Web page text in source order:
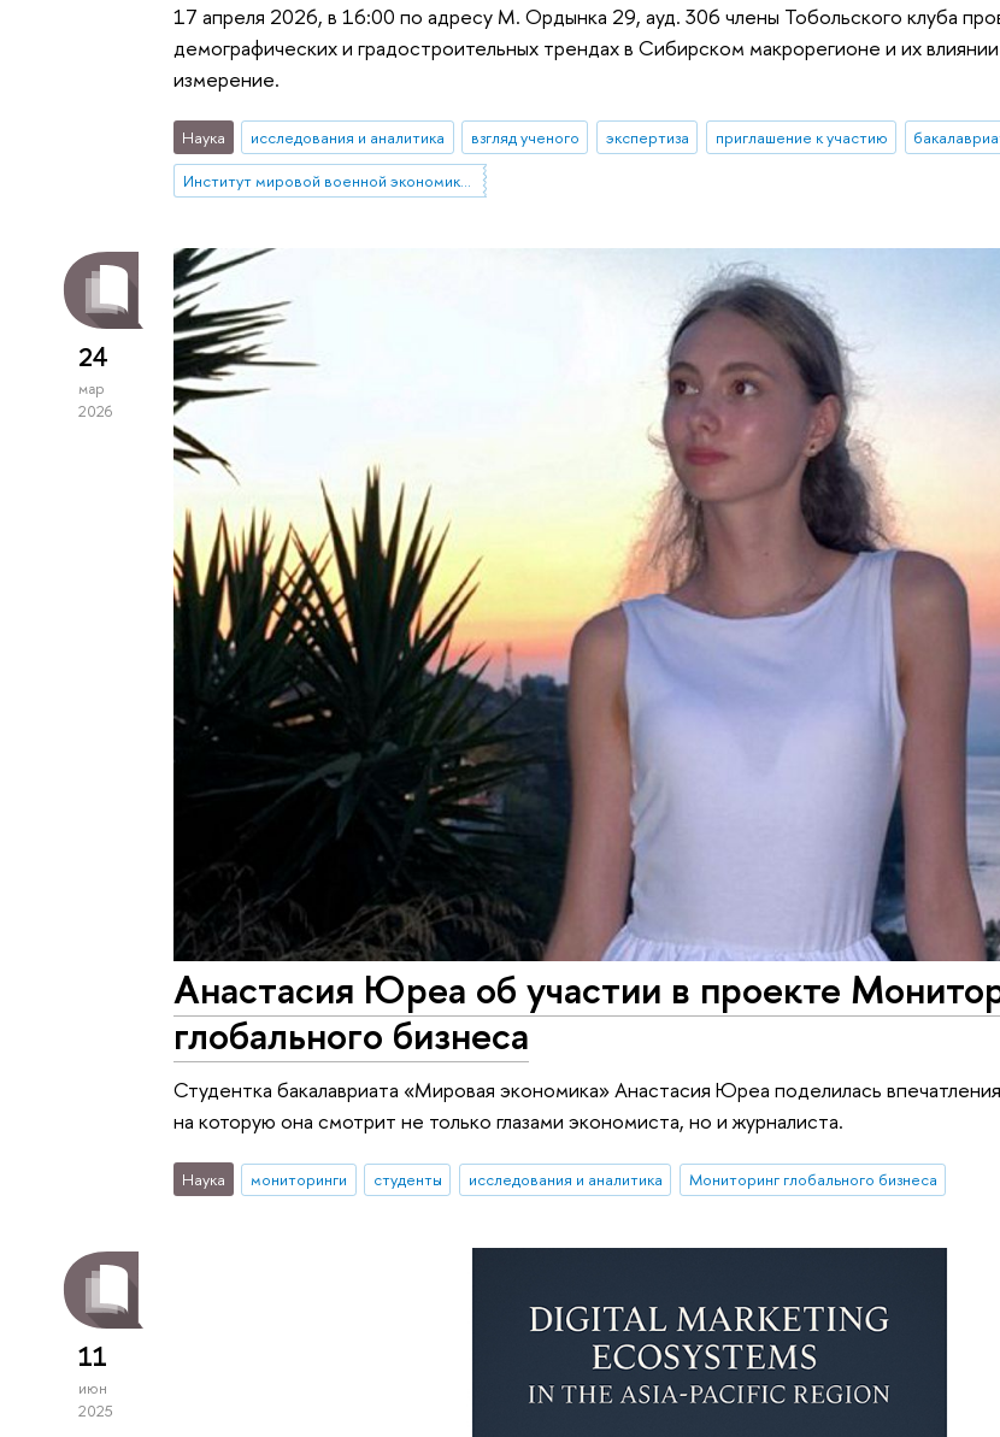
17 апреля 2026, в 16:00 по адресу М. Ордынка 29, ауд. 306 члены Тобольского клуба
демографических и градостроительных трендах в Сибирском макрорегионе и их
измерение.
Наука исследования и аналитика взгляд ученого экспертиза приглашение к участию
Институт мировой военной экономики и стратегии
24
мар
2026
Анастасия Юреа об участии в проекте
глобального бизнеса
Студентка бакалавриата «Мировая экономика» Анастасия Юреа поделилась
на которую она смотрит не только глазами экономиста, но и журналиста.
Наука мониторинги студенты исследования и аналитика Мониторинг глобального бизнеса
11
июн
2025